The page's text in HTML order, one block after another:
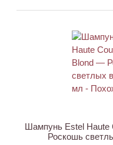
Шампунь Estel Haute
Роскошь